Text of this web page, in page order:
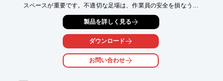
スペースが重要です。不適切な足場は、作業員の安全を損なうだ
けでなく、点検作業の遅延や、それに伴う生産ラインの停止リス
クを高める可能性があります。吊り棚足場 OKスワイパーは、安
全性、施工性、作業空間に優れ、印刷業の現場における大型印刷
機の高所点検の課題を解決します。
【活用シーン】
・大型印刷機の設備点検
・高所にある機械のメンテナンス
製品を詳しく見る
ダウンロード
お問い合わせ